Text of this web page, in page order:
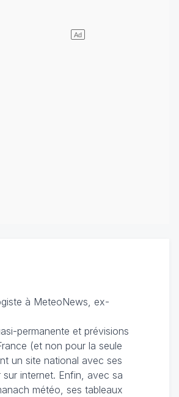
à MeteoNews, ex-
permanente et prévisions
(et non pour la seule
un site national avec ses
internet. Enfin, avec sa
météo, ses tableaux